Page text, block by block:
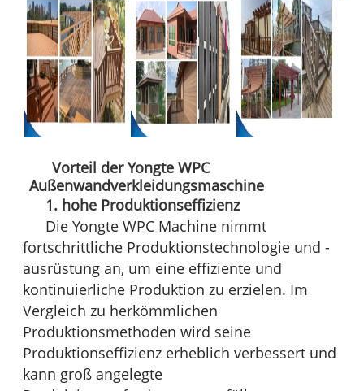
Vorteil der Yongte WPC
Außenwandverkleidungsmaschine
1. hohe Produktionseffizienz
Die Yongte WPC Machine nimmt
fortschrittliche Produktionstechnologie und -
ausrüstung an, um eine effiziente und
kontinuierliche Produktion zu erzielen. Im
Vergleich zu herkömmlichen
Produktionsmethoden wird seine
Produktionseffizienz erheblich verbessert und
kann groß angelegte